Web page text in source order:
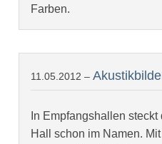
Farben.
11.05.2012 –
In Empfangshallen steckt
Hall schon im Namen. Mit